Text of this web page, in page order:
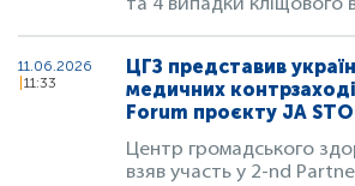
та 4 випадки кліщового
11.06.2026
11:33
ЦГЗ представив
медичних
Forum проєкту JA
Центр громадського
взяв участь у 2-nd